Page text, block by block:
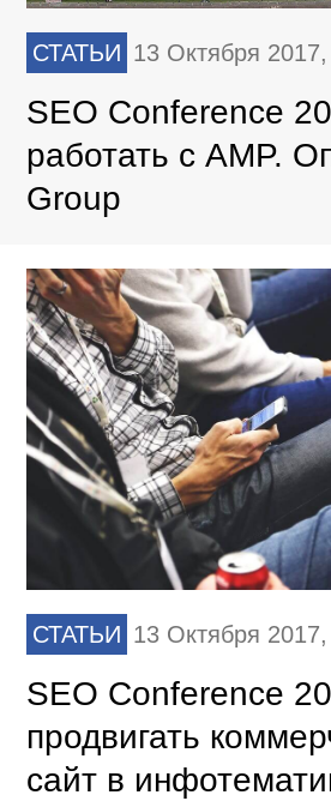
СТАТЬИ 13 Октября 2017,
SEO Conference
работать с AMP.
Group
СТАТЬИ 13 Октября 2017,
SEO Conference
продвигать
сайт в